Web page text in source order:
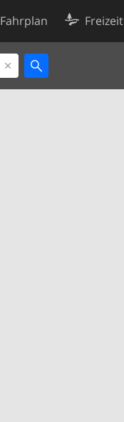
Fahrplan Freizeit
Cookie-Richtlinie
Cookie-Einstellungen